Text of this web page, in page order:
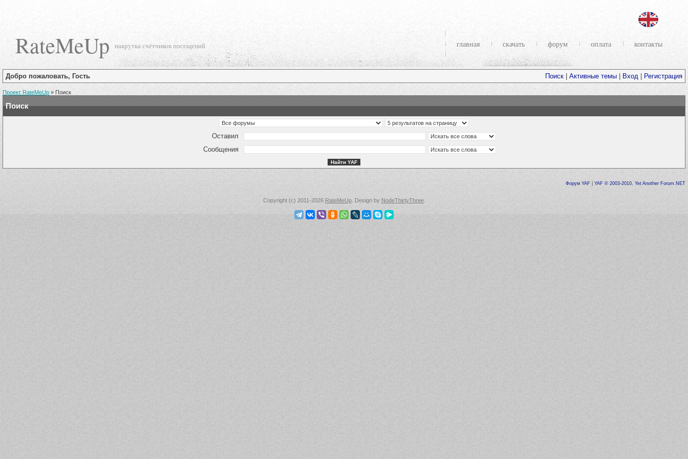
RateMeUp накрутка счётчиков посещений главная скачать форум оплата контакты
Добро пожаловать, Гость Поиск Активные темы Вход Регистрация
Проект RateMeUp » Поиск
Поиск
Оставил
Сообщения
Форум YAF YAF © 2003-2010, Yet Another Forum.NET
Copyright (c) 2011-2026 RateMeUp. Design by NodeThirtyThree.